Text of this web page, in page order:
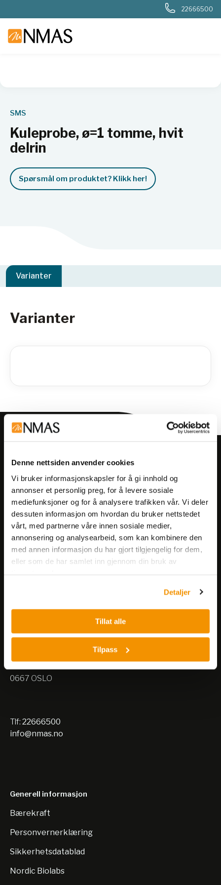
Denne nettsiden anvender cookies
Vi bruker informasjonskapsler for å gi innhold og
annonser et personlig preg, for å levere sosiale
mediefunksjoner og for å analysere trafikken vår. Vi deler
dessuten informasjon om hvordan du bruker nettstedet
vårt, med partnerne våre innen sosiale medier,
annonsering og analysearbeid, som kan kombinere den
med annen informasjon du har gjort tilgjengelig for dem,
eller som de har samlet inn gjennom din bruk av
Detaljer
Tillat alle
Tilpass
22666500
SMS
Kuleprobe, ø=1 tomme, hvit
delrin
Spørsmål om produktet? Klikk her!
Varianter
Varianter
Meld deg på vårt nyhetsbrev!
arrangementer og kampanjer.
Meld på nyhetsbrev
Nils Hansens vei 8
0667 OSLO
Tlf: 22666500
info@nmas.no
Generell informasjon
Bærekraft
Personvernerklæring
Sikkerhetsdatablad
Nordic Biolabs